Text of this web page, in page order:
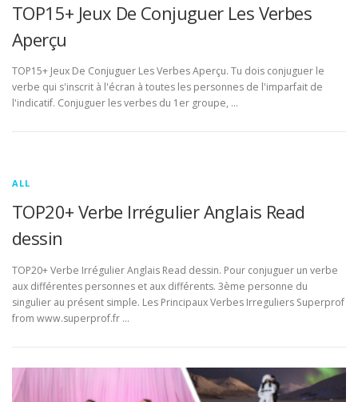
TOP15+ Jeux De Conjuguer Les Verbes
Aperçu
TOP15+ Jeux De Conjuguer Les Verbes Aperçu. Tu dois conjuguer le
verbe qui s'inscrit à l'écran à toutes les personnes de l'imparfait de
l'indicatif. Conjuguer les verbes du 1er groupe, …
ALL
TOP20+ Verbe Irrégulier Anglais Read
dessin
TOP20+ Verbe Irrégulier Anglais Read dessin. Pour conjuguer un verbe
aux différentes personnes et aux différents. 3ème personne du
singulier au présent simple. Les Principaux Verbes Irreguliers Superprof
from www.superprof.fr …